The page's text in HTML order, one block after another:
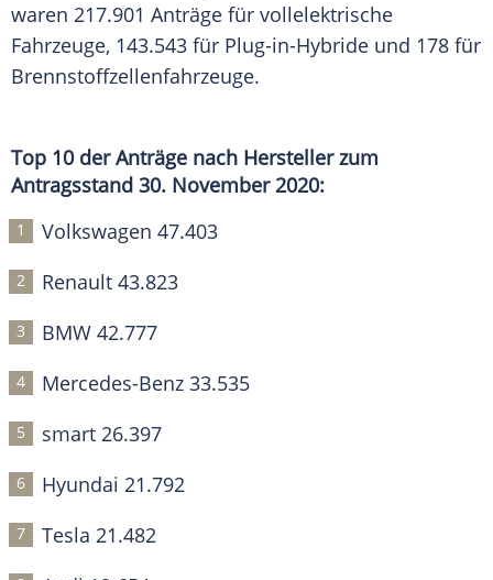
waren 217.901 Anträge für vollelektrische
Fahrzeuge, 143.543 für Plug-in-Hybride und 178 für
Brennstoffzellenfahrzeuge.
Top 10 der Anträge nach Hersteller zum
Antragsstand 30. November 2020:
Volkswagen 47.403
Renault 43.823
BMW 42.777
Mercedes-Benz 33.535
smart 26.397
Hyundai 21.792
Tesla 21.482